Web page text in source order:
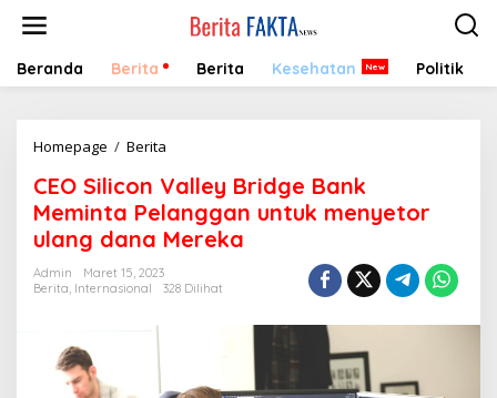
Beranda Berita Berita Kesehatan Politik
Homepage / Berita
Valley
Bridge
Bank
Meminta
untuk
CEO Silicon Valley Bridge Bank
Meminta Pelanggan untuk menyetor
ulang dana Mereka
Admin
Maret 15, 2023
Berita, Internasional 328 Dilihat